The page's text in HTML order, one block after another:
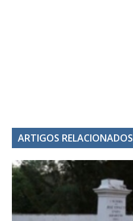
ARTIGOS RELACIONADOS